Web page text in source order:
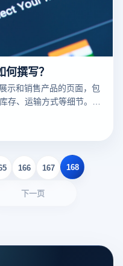
撰写？
示和销售产品的页面，包
存、运输方式等细节。一
潜在买家，增加销量。以
包括什么？如何撰写？
166 167 168
下一页